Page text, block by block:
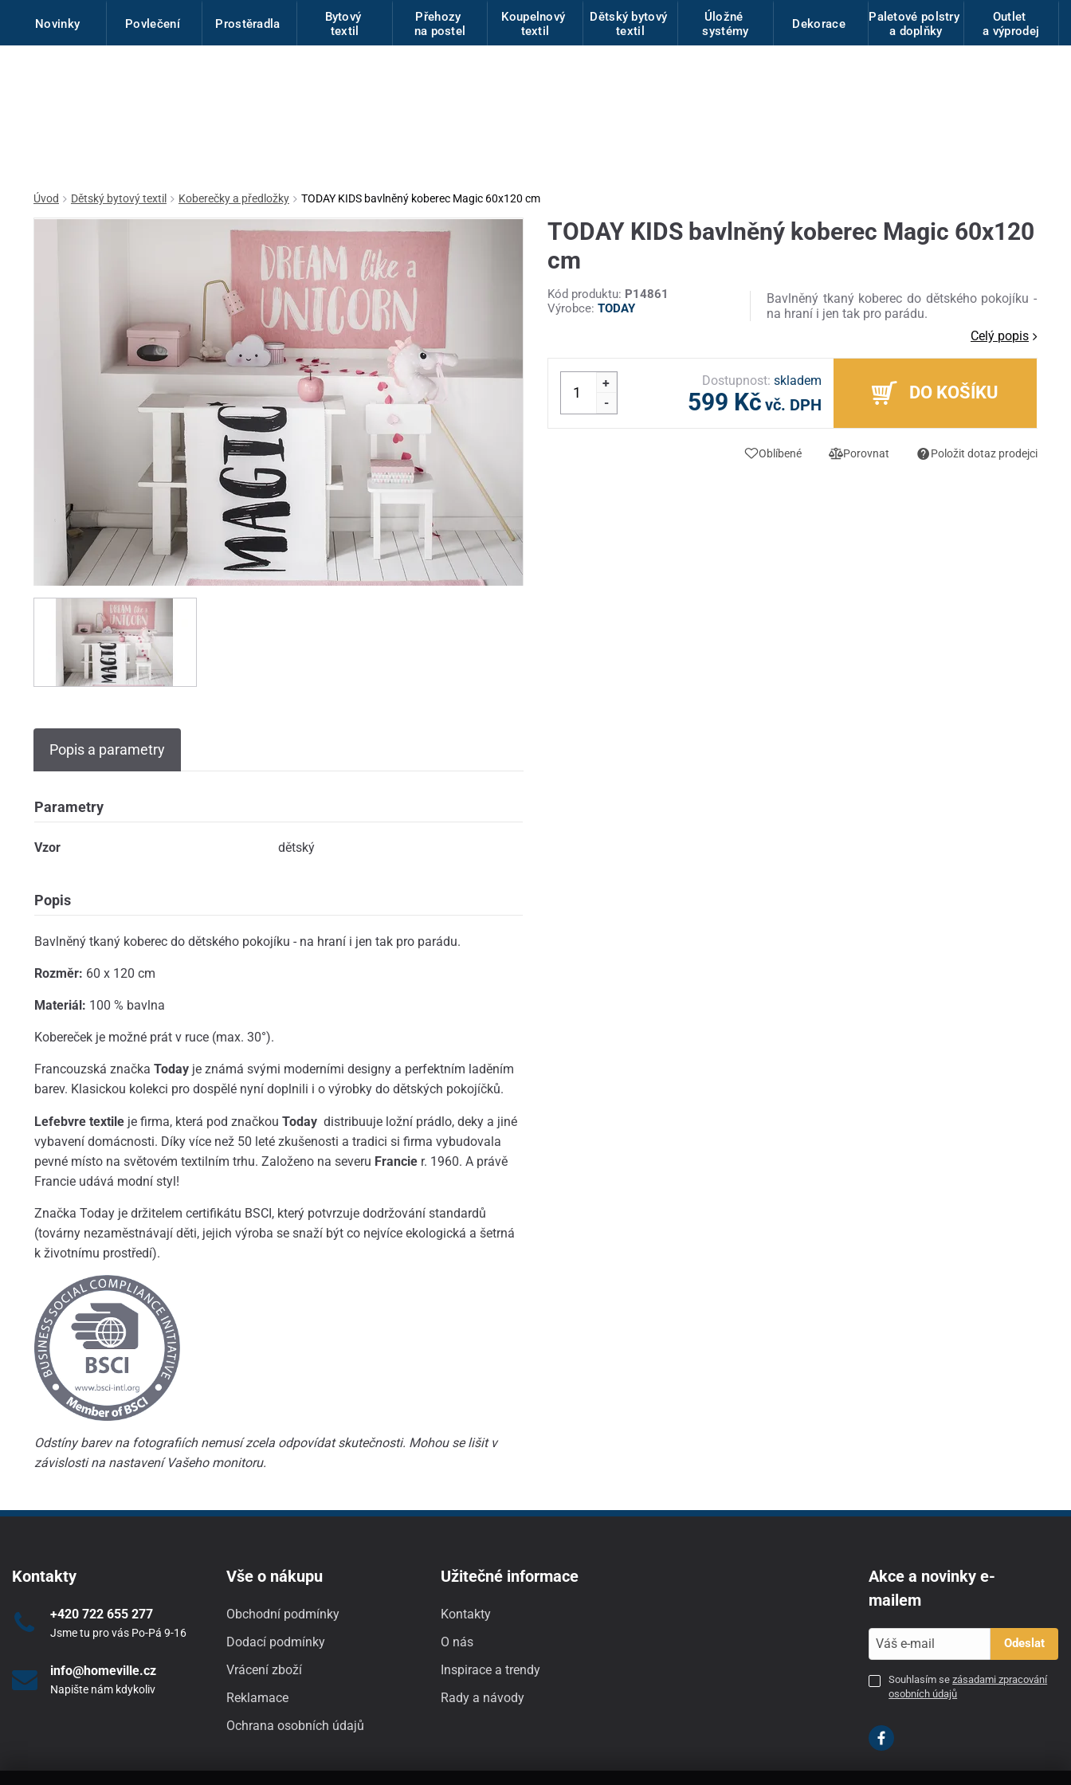
Novinky Povlečení Prostěradla
Bytový
textil
Přehozy
na postel
Koupelnový
textil
Dětský bytový
textil
Úložné
systémy
Dekorace
Paletové polstry
a doplňky
Outlet
a výprodej
Úvod Dětský bytový textil Koberečky a předložky TODAY KIDS bavlněný koberec Magic 60x120 cm
Popis a parametry
Parametry
Vzor dětský
Popis
Bavlněný tkaný koberec do dětského pokojíku - na hraní i jen tak pro parádu.
Rozměr: 60 x 120 cm
Materiál: 100 % bavlna
Kobereček je možné prát v ruce (max. 30°).
Francouzská značka Todayje známá svými moderními designy a perfektním laděním
barev. Klasickou kolekci pro dospělé nyní doplnili i o výrobky do dětských pokojíčků.
Lefebvre textile je firma, která pod značkou Today distribuuje ložní prádlo, deky a jiné
vybavení domácnosti. Díky více než 50 leté zkušenosti a tradici si firma vybudovala
pevné místo na světovém textilním trhu. Založeno na severu Francier. 1960. A právě
Francie udává modní styl!
Značka Today je držitelem certifikátu BSCI, který potvrzuje dodržování standardů
(továrny nezaměstnávají děti, jejich výroba se snaží být co nejvíce ekologická a šetrná
k životnímu prostředí).
Odstíny barev na fotografiích nemusí zcela odpovídat skutečnosti. Mohou se lišit v
závislosti na nastavení Vašeho monitoru.
TODAY KIDS bavlněný koberec Magic 60x120
cm
Kód produktu: P14861
Výrobce: TODAY
Bavlněný tkaný koberec do dětského pokojíku -
na hraní i jen tak pro parádu.
Celý popis
+
-
Dostupnost: skladem
599 Kč vč. DPH
DO KOŠÍKU
Oblíbené Porovnat Položit dotaz prodejci
Kontakty
+420 722 655 277
Jsme tu pro vás Po-Pá 9-16
info@homeville.cz
Napište nám kdykoliv
Vše o nákupu
Obchodní podmínky
Dodací podmínky
Vrácení zboží
Reklamace
Ochrana osobních údajů
Užitečné informace
Kontakty
O nás
Inspirace a trendy
Rady a návody
Akce a novinky e-
mailem
Odeslat
Souhlasím sezásadami zpracování
osobních údajů